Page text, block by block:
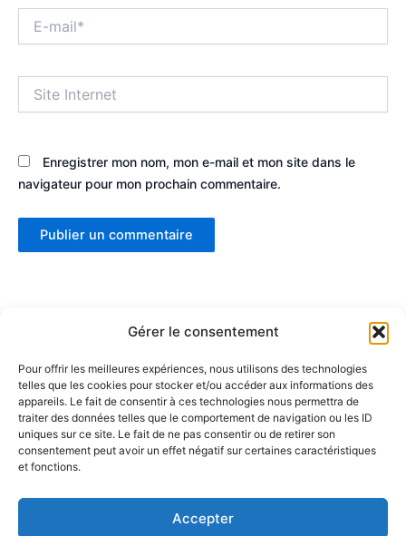
Gérer le consentement
Pour offrir les meilleures expériences, nous utilisons des technologies
telles que les cookies pour stocker et/ou accéder aux informations des
appareils. Le fait de consentir à ces technologies nous permettra de
traiter des données telles que le comportement de navigation ou les ID
uniques sur ce site. Le fait de ne pas consentir ou de retirer son
consentement peut avoir un effet négatif sur certaines caractéristiques
et fonctions.
Accepter
mail*
Internet
Enregistrer mon nom, mon e-mail et mon site dans le
navigateur pour mon prochain commentaire.
Partenaires :
LaMaisonDuDonut
LaBelleBiere